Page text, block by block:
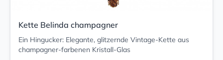
Kette Belinda champagner
Ein Hingucker: Elegante, glitzernde Vintage-Kette aus
champagner-farbenen Kristall-Glas